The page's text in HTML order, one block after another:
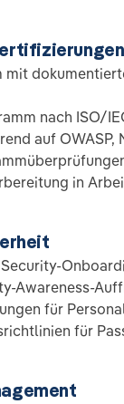
mit
nach ISO/
auf OWASP,
in
Awareness-
für
für